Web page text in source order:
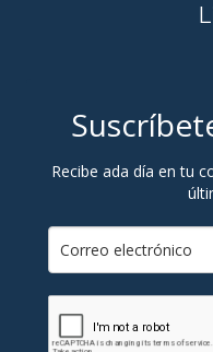
Recibe ada día en tu